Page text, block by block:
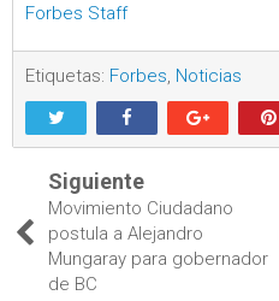
Forbes Staff
Etiquetas: Forbes, Noticias
Siguiente
Movimiento Ciudadano
postula a Alejandro
Mungaray para gobernador
de BC